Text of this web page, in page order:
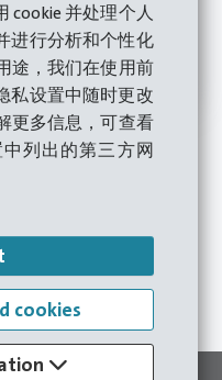
cookie 并处理个人
进行分析和个性化
途，我们在使用前
私设置中随时更改
更多信息，可查看
列出的第三方网
cookies